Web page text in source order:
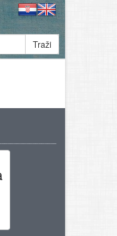
Traži